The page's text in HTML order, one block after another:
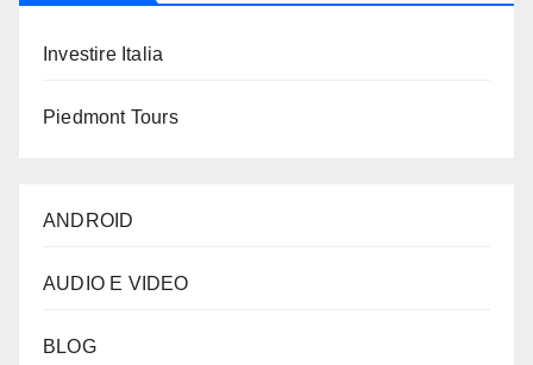
Investire Italia
Piedmont Tours
ANDROID
AUDIO E VIDEO
BLOG